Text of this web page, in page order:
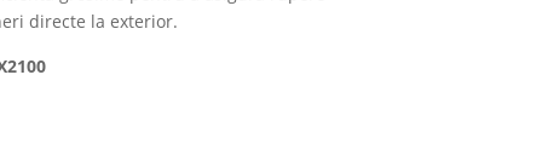
directe la exterior.